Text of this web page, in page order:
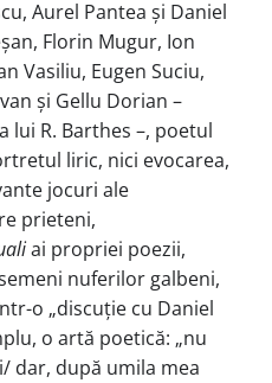
Aurel Pantea și Daniel
Florin Mugur, Ion
Vasiliu, Eugen Suciu,
și Gellu Dorian –
lui R. Barthes –, poetul
liric, nici evocarea,
jocuri ale
prieteni,
ai propriei poezii,
nuferilor galbeni,
o „discuție cu Daniel
o artă poetică: „nu
dar, după umila mea